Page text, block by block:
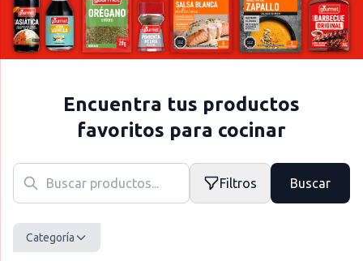
Encuentra tus productos
favoritos para cocinar
Filtros Buscar
Categoría